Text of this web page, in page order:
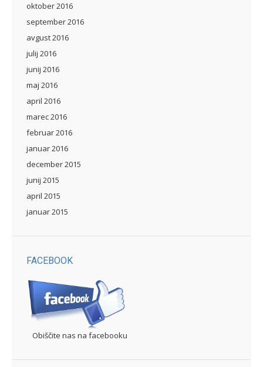
oktober 2016
september 2016
avgust 2016
julij 2016
junij 2016
maj 2016
april 2016
marec 2016
februar 2016
januar 2016
december 2015
junij 2015
april 2015
januar 2015
FACEBOOK
Obiščite nas na facebooku